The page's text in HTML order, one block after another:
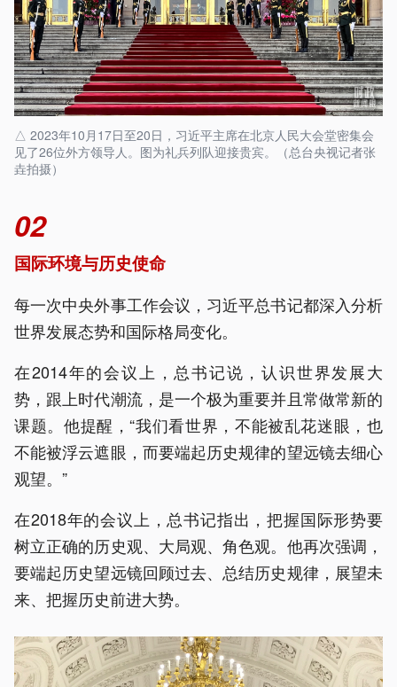
△ 2023年10月17日至20日，习近平主席在北京人民大会堂密集会
见了26位外方领导人。图为礼兵列队迎接贵宾。（总台央视记者张
垚拍摄）
02
国际环境与历史使命
每一次中央外事工作会议，习近平总书记都深入分析
世界发展态势和国际格局变化。
在2014年的会议上，总书记说，认识世界发展大
势，跟上时代潮流，是一个极为重要并且常做常新的
课题。他提醒，“我们看世界，不能被乱花迷眼，也
不能被浮云遮眼，而要端起历史规律的望远镜去细心
观望。”
在2018年的会议上，总书记指出，把握国际形势要
树立正确的历史观、大局观、角色观。他再次强调，
要端起历史望远镜回顾过去、总结历史规律，展望未
来、把握历史前进大势。